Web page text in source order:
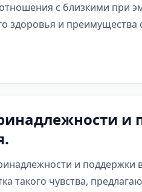
с близкими
здоровья и преимущества
и
такого чувства,